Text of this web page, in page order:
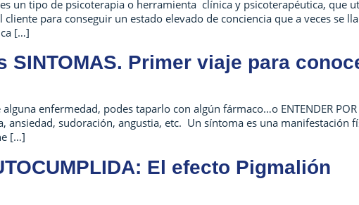
es un tipo de psicoterapia o herramienta clínica y psicoterapéutica, que
para conseguir un estado elevado de conciencia que a veces se
[…]
SINTOMAS. Primer viaje para
enfermedad, podes taparlo con algún fármaco…o ENTENDER
ansiedad, sudoración, angustia, etc. Un síntoma es una manifestación
[…]
El efecto Pigmalión